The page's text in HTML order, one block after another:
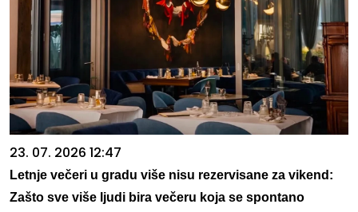
23. 07. 2026 12:47
Letnje večeri u gradu više nisu rezervisane za vikend:
Zašto sve više ljudi bira večeru koja se spontano